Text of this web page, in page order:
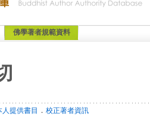
佛學著者規範資料
人提供書目 ． 校正著者資訊